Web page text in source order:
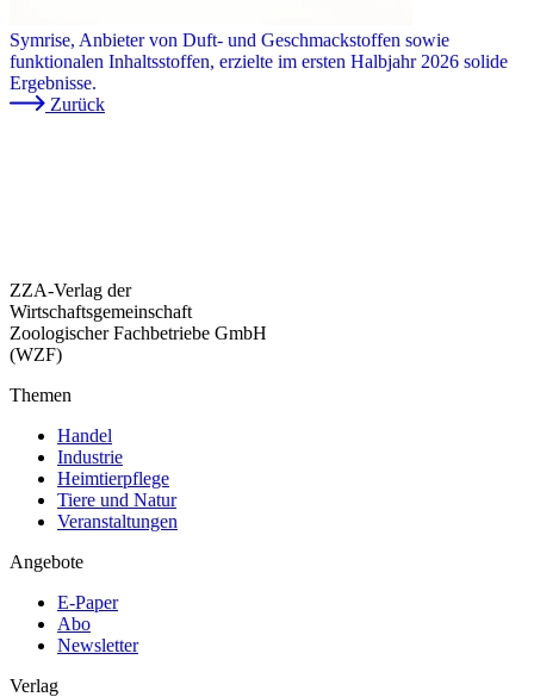
Symrise, Anbieter von Duft- und Geschmackstoffen sowie
funktionalen Inhaltsstoffen, erzielte im ersten Halbjahr 2026 solide
Ergebnisse.
Zurück
ZZA-Verlag der
Wirtschaftsgemeinschaft
Zoologischer Fachbetriebe GmbH
(WZF)
Themen
Handel
Industrie
Heimtierpflege
Tiere und Natur
Veranstaltungen
Angebote
E-Paper
Abo
Newsletter
Verlag